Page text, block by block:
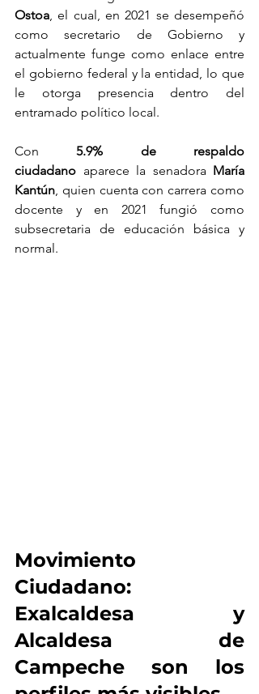
Ostoa, el cual, en 2021 se desempeñó
como secretario de Gobierno y
actualmente funge como enlace entre
el gobierno federal y la entidad, lo que
le otorga presencia dentro del
entramado político local.
Con 5.9% de respaldo
ciudadano aparece la senadora María
Kantún, quien cuenta con carrera como
docente y en 2021 fungió como
subsecretaria de educación básica y
normal.
Movimiento
Ciudadano:
Exalcaldesa y
Alcaldesa de
Campeche son los